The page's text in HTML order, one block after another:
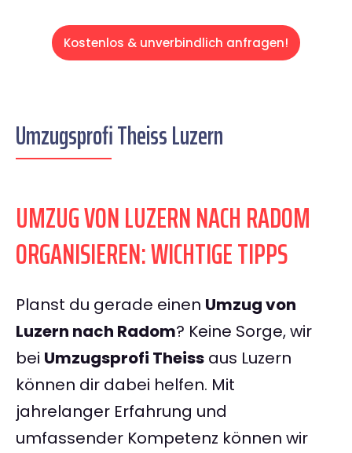
Kostenlos & unverbindlich anfragen!
Umzugsprofi Theiss Luzern
UMZUG VON LUZERN NACH RADOM
ORGANISIEREN: WICHTIGE TIPPS
Planst du gerade einen Umzug von
Luzern nach Radom? Keine Sorge, wir
bei Umzugsprofi Theiss aus Luzern
können dir dabei helfen. Mit
jahrelanger Erfahrung und
umfassender Kompetenz können wir